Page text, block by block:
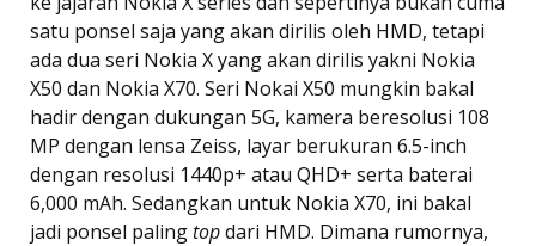
satu ponsel saja yang akan dirilis oleh HMD, tetapi
ada dua seri Nokia X yang akan dirilis yakni Nokia
X50 dan Nokia X70. Seri Nokai X50 mungkin bakal
hadir dengan dukungan 5G, kamera beresolusi 108
MP dengan lensa Zeiss, layar berukuran 6.5-inch
dengan resolusi 1440p+ atau QHD+ serta baterai
6,000 mAh. Sedangkan untuk Nokia X70, ini bakal
jadi ponsel palingtopdari HMD. Dimana rumornya,